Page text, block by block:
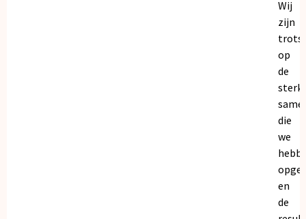
Wij
zijn
trots
op
de
die
we
en
de